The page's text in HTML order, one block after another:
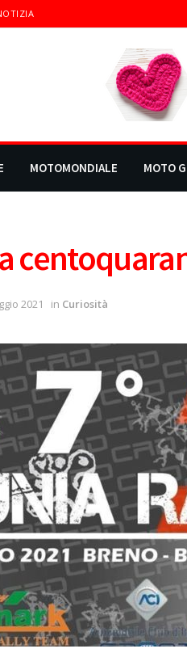
MOTOMONDIALE MOTO
2021 in Curiosità